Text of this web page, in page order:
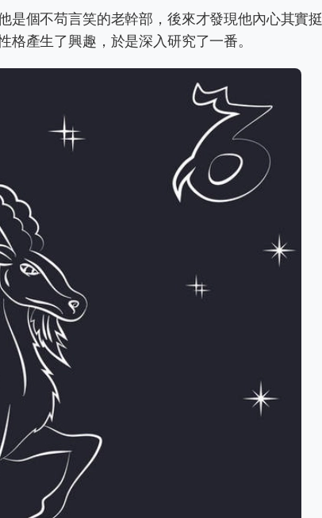
是個不苟言笑的老幹部，後來才發現他內心其實
產生了興趣，於是深入研究了一番。